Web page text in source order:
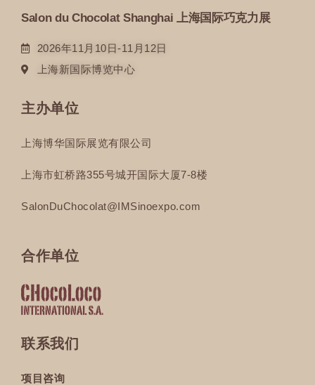
Salon du Chocolat Shanghai 上海国际巧克力展
2026年11月10日-11月12日
上海新国际博览中心
主办单位
上海博华国际展览有限公司
上海市虹桥路355号城开国际大厦7-8楼
SalonDuChocolat@IMSinoexpo.com
合作单位
联系我们
项目咨询